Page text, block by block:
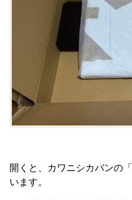
開くと、カワニシカバンの
います。